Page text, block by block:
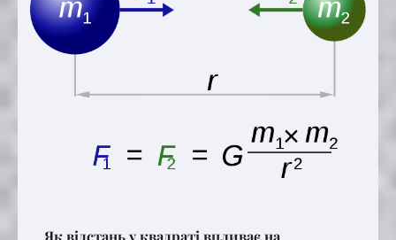
Як відстань у квадраті впливає на